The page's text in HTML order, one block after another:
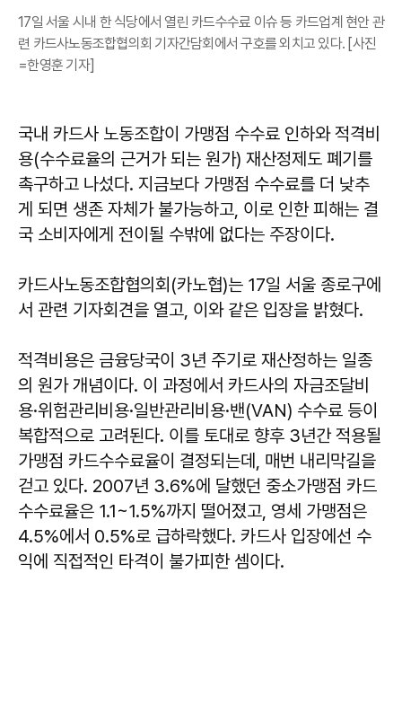
17일 서울 시내 한 식당에서 열린 카드수수료 이슈 등 카드업계 현안 관
련 카드사노동조합협의회 기자간담회에서 구호를 외치고 있다. [사진
=한영훈 기자]
국내 카드사 노동조합이 가맹점 수수료 인하와 적격비
용(수수료율의 근거가 되는 원가) 재산정제도 폐기를
촉구하고 나섰다. 지금보다 가맹점 수수료를 더 낮추
게 되면 생존 자체가 불가능하고, 이로 인한 피해는 결
국 소비자에게 전이될 수밖에 없다는 주장이다.
카드사노동조합협의회(카노협)는 17일 서울 종로구에
서 관련 기자회견을 열고, 이와 같은 입장을 밝혔다.
적격비용은 금융당국이 3년 주기로 재산정하는 일종
의 원가 개념이다. 이 과정에서 카드사의 자금조달비
용·위험관리비용·일반관리비용·밴(VAN) 수수료 등이
복합적으로 고려된다. 이를 토대로 향후 3년간 적용될
가맹점 카드수수료율이 결정되는데, 매번 내리막길을
걷고 있다. 2007년 3.6%에 달했던 중소가맹점 카드
수수료율은 1.1~1.5%까지 떨어졌고, 영세 가맹점은
4.5%에서 0.5%로 급하락했다. 카드사 입장에선 수
익에 직접적인 타격이 불가피한 셈이다.